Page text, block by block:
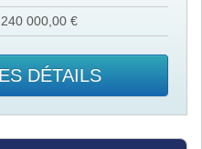
000,00 €
DÉTAILS